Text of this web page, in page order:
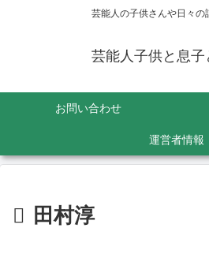
芸能人の子供さんや日々の
芸能人子供と息子
お問い合わせ
運営者情報
田村淳